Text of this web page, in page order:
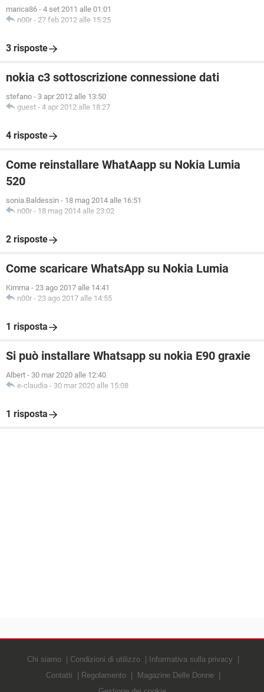
marica86 - 4 set 2011 alle 01:01
n00r - 27 feb 2012 alle 15:25
3 risposte
nokia c3 sottoscrizione connessione dati
stefano - 3 apr 2012 alle 13:50
guest - 4 apr 2012 alle 18:27
4 risposte
Come reinstallare WhatAapp su Nokia Lumia
520
sonia.Baldessin - 18 mag 2014 alle 16:51
n00r - 18 mag 2014 alle 23:02
2 risposte
Come scaricare WhatsApp su Nokia Lumia
Kimma - 23 ago 2017 alle 14:41
n00r - 23 ago 2017 alle 14:55
1 risposta
Si può installare Whatsapp su nokia E90 graxie
Albert - 30 mar 2020 alle 12:40
e-claudia - 30 mar 2020 alle 15:08
1 risposta
Chi siamo Condizioni di utilizzo
Informativa sulla privacy
Contatti
Regolamento
Magazine Delle Donne